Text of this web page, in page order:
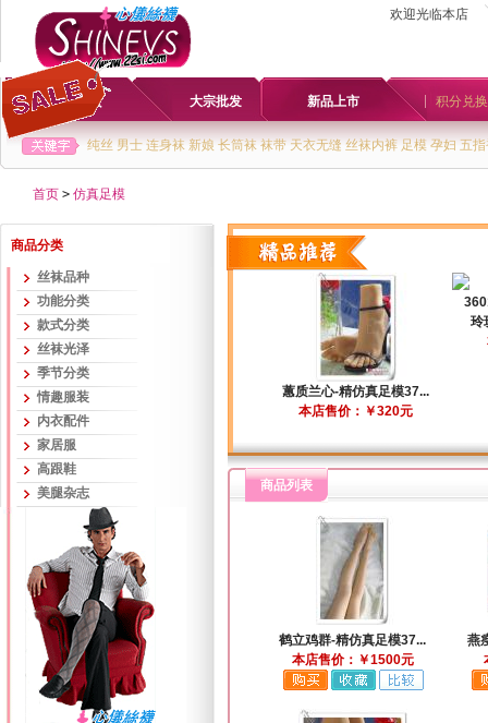
欢迎光临本店
首页 大宗批发 新品上市 积分兑换
纯丝 男士 连身袜 新娘 长筒袜 袜带 天衣无缝 丝袜内裤 足模 孕妇 五
首页 > 仿真足模
商品分类
丝袜品种
功能分类
款式分类
丝袜光泽
季节分类
情趣服装
内衣配件
家居服
高跟鞋
美腿杂志
蕙质兰心-精仿真足模37...
本店售价：￥320元
玲
商品列表
鹤立鸡群-精仿真足模37...
本店售价：￥1500元
燕